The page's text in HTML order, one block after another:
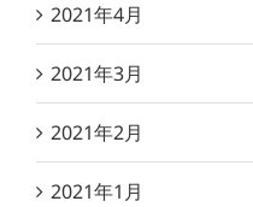
2021年4月
2021年3月
2021年2月
2021年1月